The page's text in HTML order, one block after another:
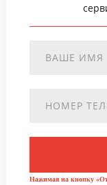
Нажимая на кнопку